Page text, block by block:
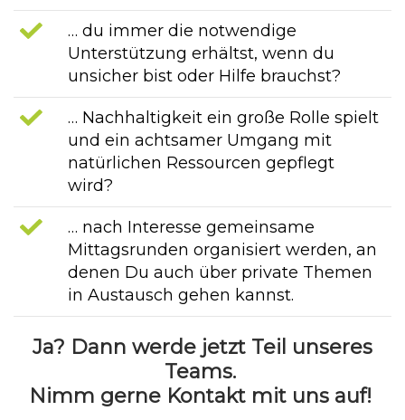
… du immer die notwendige
Unterstützung erhältst, wenn du
unsicher bist oder Hilfe brauchst?
… Nachhaltigkeit ein große Rolle spielt
und ein achtsamer Umgang mit
natürlichen Ressourcen gepflegt
wird?
… nach Interesse gemeinsame
Mittagsrunden organisiert werden, an
denen Du auch über private Themen
in Austausch gehen kannst.
Ja? Dann werde jetzt Teil unseres
Teams.
Nimm gerne Kontakt mit uns auf!